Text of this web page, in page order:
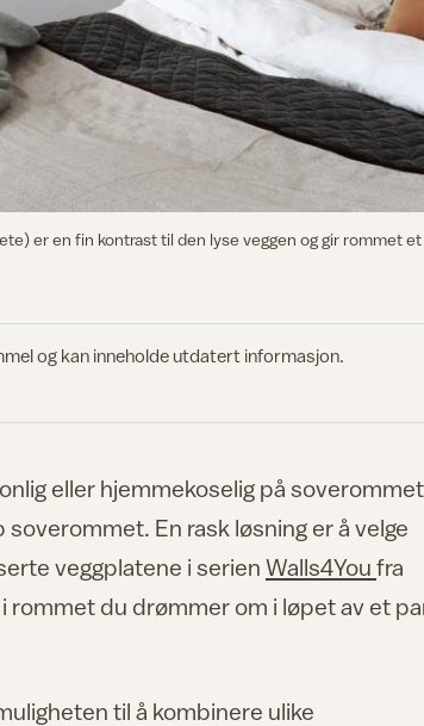
er en fin kontrast til den lyse veggen og gir rommet
og kan inneholde utdatert informasjon.
eller hjemmekoselig på
En rask løsning er å velge
veggplatene i serien Walls4You fra
rommet du drømmer om i løpet av et
til å kombinere ulike